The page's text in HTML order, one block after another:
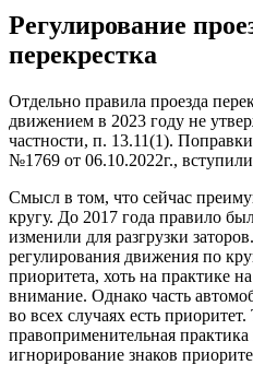
Регулирование
перекрестка
Отдельно правила проезда
движением в 2023 году не
частности, п. 13.11(1).
№1769 от 06.10.2022г.,
Смысл в том, что сейчас
кругу. До 2017 года правило
изменили для разгрузки
регулирования движения по
приоритета, хоть на практике
внимание. Однако часть
во всех случаях есть приоритет.
правоприменительная практика
игнорирование знаков